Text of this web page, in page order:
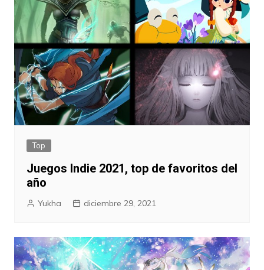
Top
Juegos Indie 2021, top de favoritos del
año
Yukha diciembre 29, 2021